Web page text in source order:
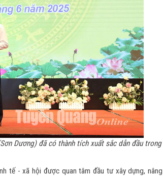
Dương) đã có thành tích xuất sắc dẫn đầu trong
tế - xã hội được quan tâm đầu tư xây dựng, nâng